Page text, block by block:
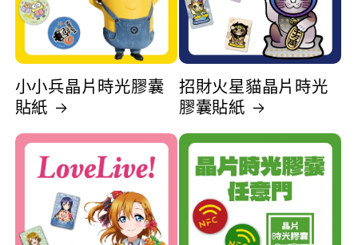
小小兵晶片時光膠囊
貼紙
招財火星貓晶片時光
膠囊貼紙